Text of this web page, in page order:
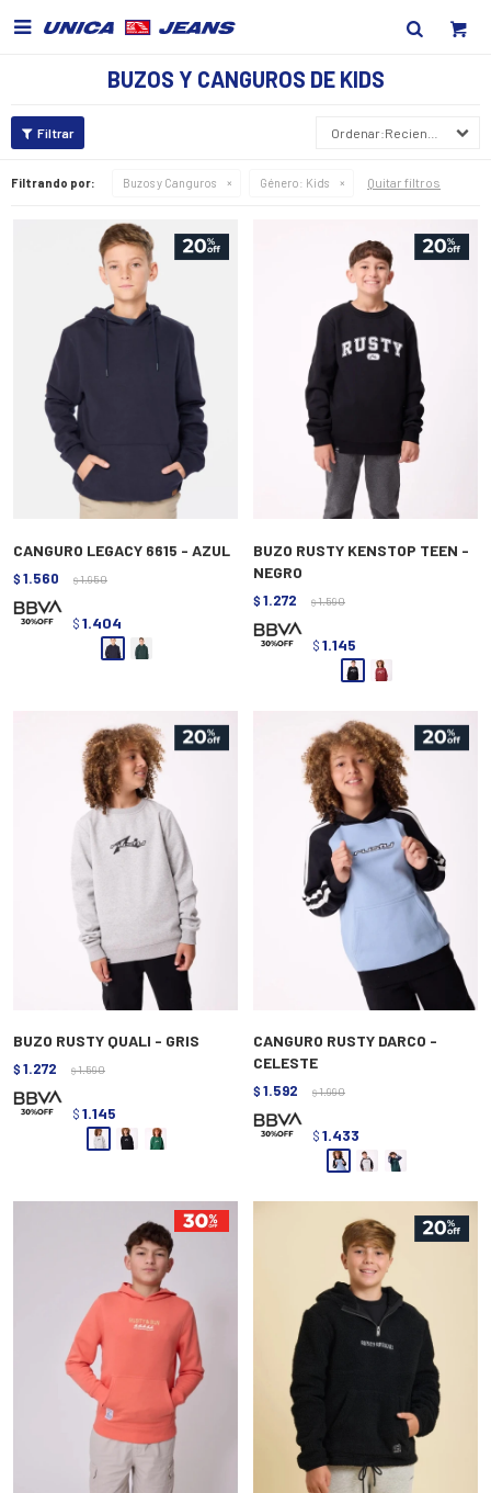

BUZOS Y CANGUROS DE KIDS
Recientes
Filtrando por: Buzos y Canguros Género: Kids Quitar filtros
CANGURO LEGACY 6615 - AZUL
$ 1.560 $ 1.950
$ 1.404
BUZO RUSTY KENSTOP TEEN -
NEGRO
$ 1.272 $ 1.590
$ 1.145
BUZO RUSTY QUALI - GRIS
$ 1.272 $ 1.590
$ 1.145
CANGURO RUSTY DARCO -
CELESTE
$ 1.592 $ 1.990
$ 1.433